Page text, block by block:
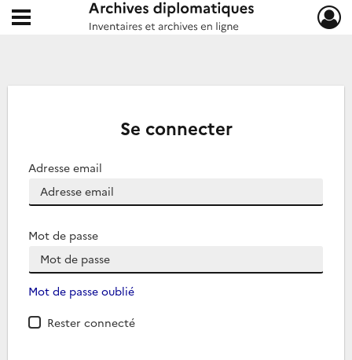
Archives diplomatiques
Ouvrir le menu déroulant
Se connecter
Adresse email
Mot de passe
Mot de passe oublié
Rester connecté